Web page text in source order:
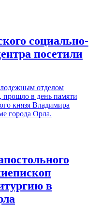
социально-
посетили
отделом
прошло в день памяти
князя Владимира
города Орла.
в